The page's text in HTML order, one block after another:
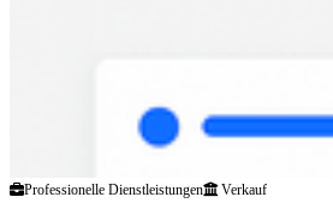
Professionelle Dienstleistungen Verkauf